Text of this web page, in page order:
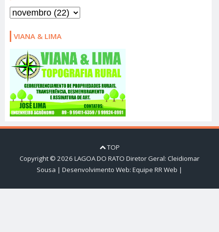
VIANA & LIMA
TOP
Copyright © 2026 LAGOA DO RATO Diretor Geral: Cleidiomar
Sousa | Desenvolvimento Web: Equipe RR Web |